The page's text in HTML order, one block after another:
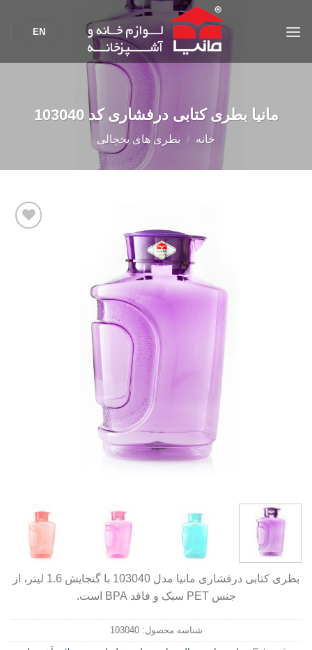
EN
مانیا بطری کتابی درفشاری کد 103040
خانه / بطری های یخچالی
بطری کتابی درفشاری مانیا مدل 103040 با گنجایش 1.6 لیتر، از
جنس PET سبک و فاقد BPA است.
شناسه محصول:103040